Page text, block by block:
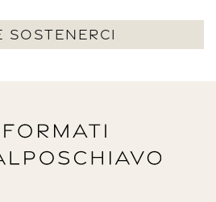
SOSTENERCI